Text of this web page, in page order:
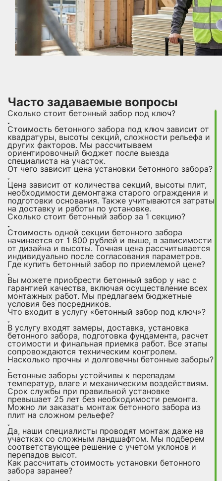
Часто задаваемые вопросы
Сколько стоит бетонный забор под ключ?
Стоимость бетонного забора под ключ зависит от
квадратуры, высоты секций, сложности рельефа и
других факторов. Мы рассчитываем
ориентировочный бюджет после выезда
специалиста на участок.
От чего зависит цена установки бетонного забора?
Цена зависит от количества секций, высоты плит,
необходимости демонтажа старого ограждения и
подготовки основания. Также учитываются затраты
на доставку и работы по установке.
Сколько стоит бетонный забор за 1 секцию?
Стоимость одной секции бетонного забора
начинается от 1 800 рублей и выше, в зависимости
от дизайна и высоты. Точная цена рассчитывается
индивидуально после согласования параметров.
Где купить бетонный забор по приемлемой цене?
Вы можете приобрести бетонный забор у нас с
гарантией качества, включая осуществление всех
монтажных работ. Мы предлагаем бюджетные
условия без посредников.
Что входит в услугу «бетонный забор под ключ»?
В услугу входят замеры, доставка, установка
бетонного забора, подготовка фундамента, расчет
стоимости и финальная приемка работ. Все этапы
сопровождаются техническим контролем.
Насколько прочны и долговечны бетонные заборы?
Бетонные заборы устойчивы к перепадам
температур, влаге и механическим воздействиям.
Срок службы при правильной установке
превышает 25 лет без необходимости ремонта.
Можно ли заказать монтаж бетонного забора из
плит на сложном рельефе?
Да, наши специалисты проводят монтаж даже на
участках со сложным ландшафтом. Мы подберем
соответствующее решение с учетом уклонов и
перепадов высот.
Как рассчитать стоимость установки бетонного
забора заранее?